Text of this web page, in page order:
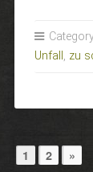
Unfall , zu
1 2
Next
»